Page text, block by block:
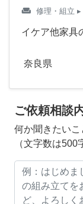
weekend 修理・組立 ▸
イケア他家具
奈良県
ご依頼相談
何か聞きたい
（文字数は500